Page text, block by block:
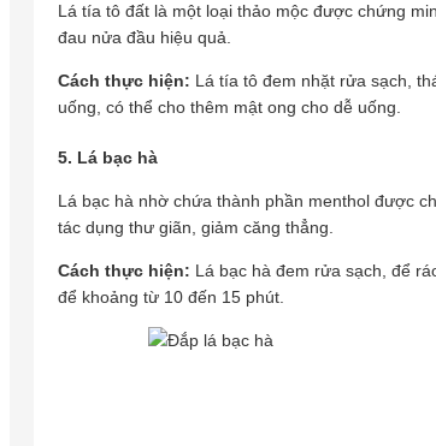
Lá tía tô đất là một loại thảo mộc được chứng
đau nửa đầu hiệu quả.
Cách thực hiện: Lá tía tô đem nhặt rửa sạch,
uống, có thể cho thêm mật ong cho dễ uống.
5. Lá bạc hà
Lá bạc hà nhờ chứa thành phần menthol được
tác dụng thư giãn, giảm căng thẳng.
Cách thực hiện: Lá bạc hà đem rửa sạch, để
để khoảng từ 10 đến 15 phút.